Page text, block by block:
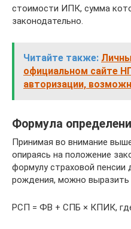
стоимости ИПК, сумма
законодательно.
Читайте также:
официальном сайте
авторизации,
Формула
Принимая во внимание
опираясь на положение
формулу страховой пенсии
рождения, можно выразить
РСП = ФВ + СПБ × КПИК,